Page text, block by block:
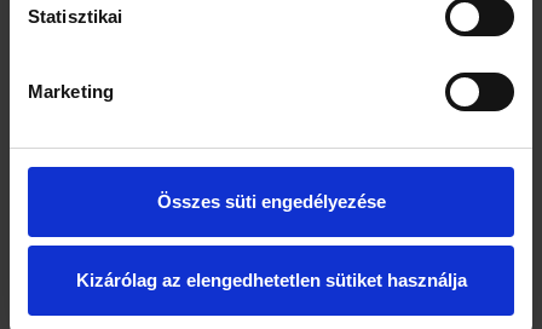
Statisztikai
Marketing
Összes süti engedélyezése
Kizárólag az elengedhetetlen sütiket használja
gyakorlást igénylő, bonyolult testhelyzet. Jellegéből
figyelembevételével sajátosan vannak összeállítva. A
összehangoltságában - különleges.
A jóga mindenekelőtt gyakorlati út, amelyen mindent
adhat nekünk egészséget, boldogságot, elégedettséget.
Ezeket sem megvásárolni, sem külső eszközökkel elérni
nem lehet. Bennünk rejlenek és csak saját erőfeszítésünk
gyümölcseként találhatunk rájuk és valósíthatjuk meg